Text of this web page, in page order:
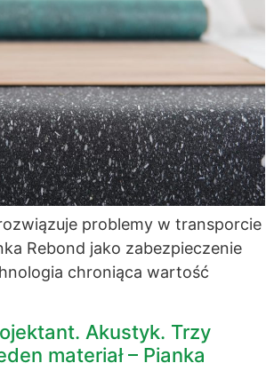
problemy w transporcie
Rebond jako zabezpieczenie
chroniąca wartość
Akustyk. Trzy
materiał – Pianka